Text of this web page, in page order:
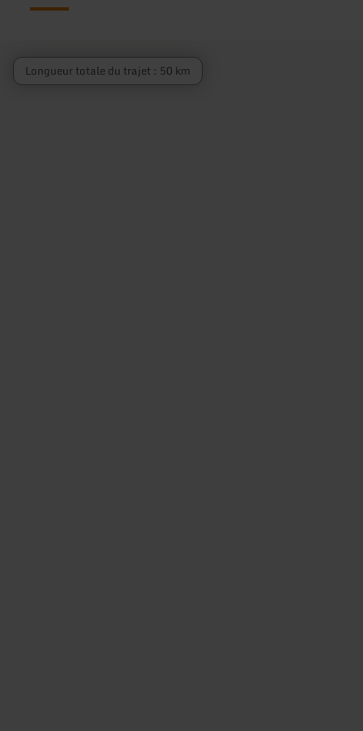
Longueur totale du trajet : 50 km